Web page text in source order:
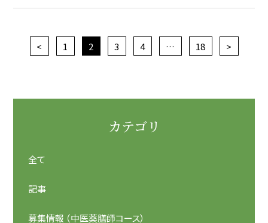
< 1 2 3 4 … 18 >
カテゴリ
全て
記事
募集情報 （中医薬膳師コース）